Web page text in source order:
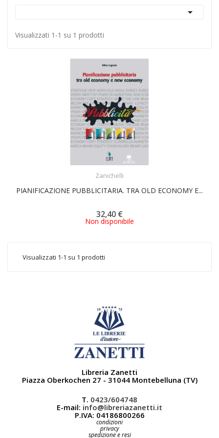

Visualizzati 1-1 su 1 prodotti
Zanichelli
PIANIFICAZIONE PUBBLICITARIA. TRA OLD ECONOMY E...
32,40 €
Non disponibile
Visualizzati 1-1 su 1 prodotti
Libreria Zanetti
Piazza Oberkochen 27 - 31044 Montebelluna (TV)
T. 0423/604748
E-mail: info@libreriazanetti.it
P.IVA: 04186800266
condizioni
privacy
spedizione e resi